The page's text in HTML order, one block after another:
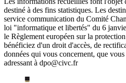
destiné à des fins statistiques. Les
service communication du Comité
loi "informatique et libertés" du 6
le Règlement européen sur la
bénéficiez d'un droit d'accès, de
données qui vous concernent, que
adressant à dpo@civc.fr